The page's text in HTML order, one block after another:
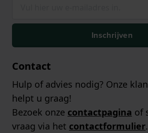
Inschrijven
Contact
Hulp of advies nodig? Onze
helpt u graag!
Bezoek onze contactpagina of
vraag via het contactformulier.